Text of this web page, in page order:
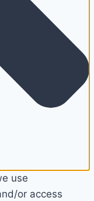
use
or access